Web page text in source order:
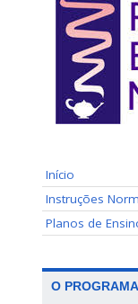
Início
Instruções
Planos de
O PROGRAMA